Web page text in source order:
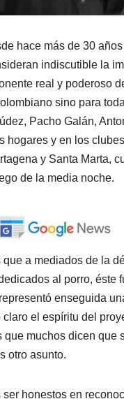
hace más de 30
indiscutible la
real y poderoso
sino para
Pacho Galán,
hogares y en los
y Santa Marta,
de la media noche.
que a mediados de la
al porro,
enseguida
el espíritu del
que muchos dicen
otro asunto.
honestos en